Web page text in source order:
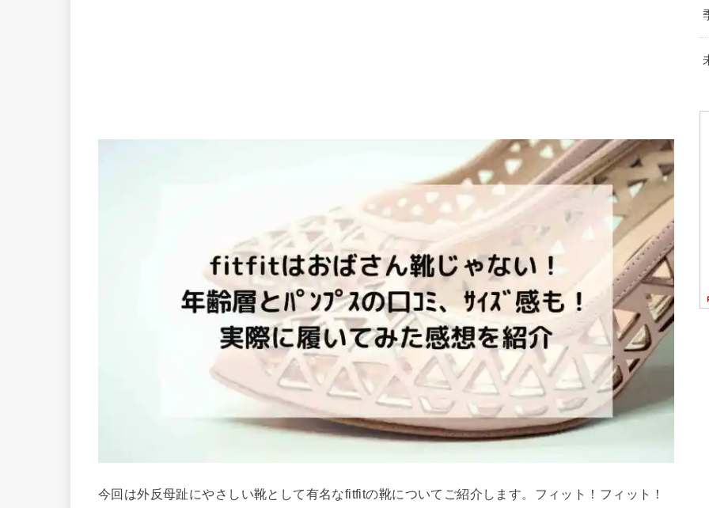
今回は外反母趾にやさしい靴として有名なfitfitの靴についてご紹介します。フィット！フィット！